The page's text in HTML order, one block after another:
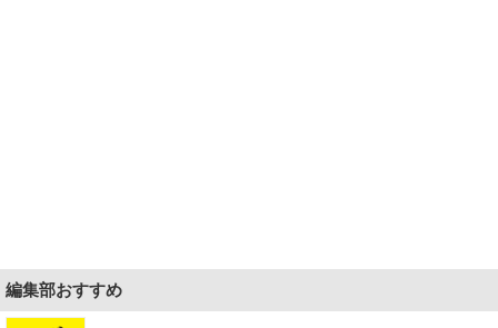
編集部おすすめ